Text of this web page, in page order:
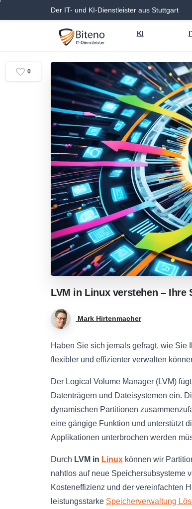
Der IT- und KI-Dienstleister aus Stuttgart
KI
LVM in Linux verstehen – Ihre
Mark Hirtenmacher
Haben Sie sich jemals gefragt, wie Sie
flexibler und effizienter verwalten
Der Logical Volume Manager (LVM)
Datenträgern und Dateisystemen ein.
dynamischen Partitionen
eine gängige Funktion und unterstützt
Applikationen unterbrochen werden
Durch LVM in Linux können wir
nahtlos auf neue Speichersubsysteme
Kosteneffizienz und der vereinfachten
leistungsstarke Speicherverwaltung
0